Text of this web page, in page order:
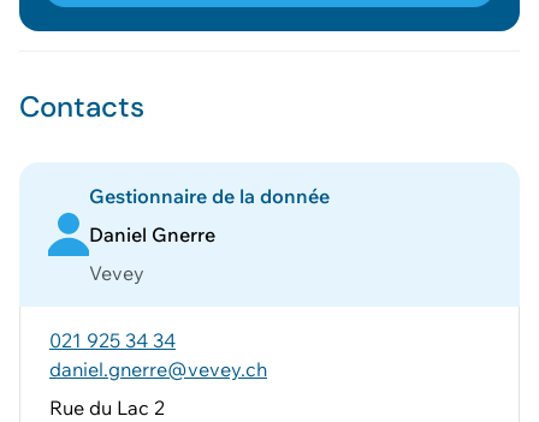
Contacts
Gestionnaire de la donnée
Daniel Gnerre
Vevey
021 925 34 34
daniel.gnerre@vevey.ch
Rue du Lac 2